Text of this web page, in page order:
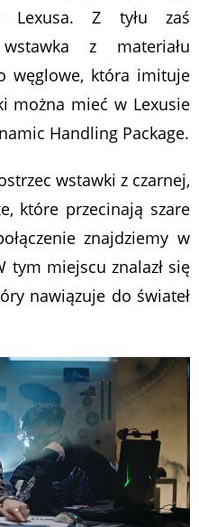
Lexusa. Z tyłu zaś
z materiału
węglowe, która imituje
można mieć w Lexusie
Handling Package.
wstawki z czarnej,
które przecinają szare
znajdziemy w
tym miejscu znalazł się
nawiązuje do świateł